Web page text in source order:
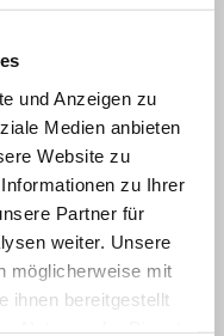
und Anzeigen zu
Medien anbieten
Website zu
zu Ihrer
Partner für
weiter. Unsere
möglicherweise mit
ihnen bereitgestellt
zur